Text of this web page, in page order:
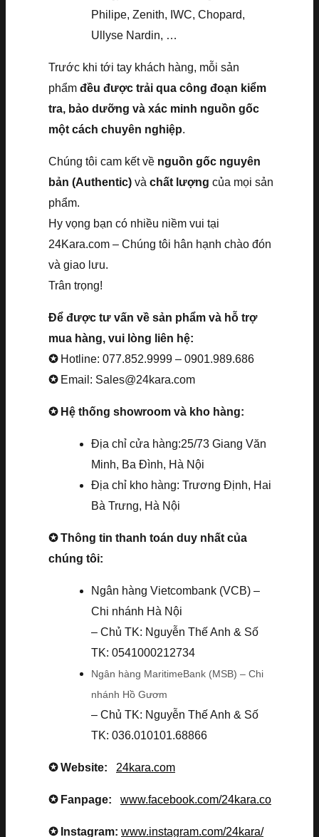
Philipe, Zenith, IWC, Chopard,
Ullyse Nardin, …
Trước khi tới tay khách hàng, mỗi sản
phẩm đều được trải qua công đoạn kiểm
tra, bảo dưỡng và xác minh nguồn gốc
một cách chuyên nghiệp.
Chúng tôi cam kết về nguồn gốc nguyên
bản (Authentic) và chất lượng của mọi sản
phẩm.
Hy vọng bạn có nhiều niềm vui tại
24Kara.com – Chúng tôi hân hạnh chào đón
và giao lưu.
Trân trọng!
Để được tư vấn về sản phẩm và hỗ trợ
mua hàng, vui lòng liên hệ:
✪ Hotline: 077.852.9999 – 0901.989.686
✪ Email: Sales@24kara.com
✪ Hệ thống showroom và kho hàng:
Địa chỉ cửa hàng:25/73 Giang Văn
Minh, Ba Đình, Hà Nội
Địa chỉ kho hàng: Trương Định, Hai
Bà Trưng, Hà Nội
✪ Thông tin thanh toán duy nhất của
chúng tôi:
Ngân hàng Vietcombank (VCB) –
Chi nhánh Hà Nội
– Chủ TK: Nguyễn Thế Anh & Số
TK: 0541000212734
Ngân hàng MaritimeBank (MSB) – Chi
nhánh Hồ Gươm
– Chủ TK: Nguyễn Thế Anh & Số
TK: 036.010101.68866
✪ Website: 24kara.com
✪ Fanpage: www.facebook.com/24kara.co
✪ Instagram: www.instagram.com/24kara/